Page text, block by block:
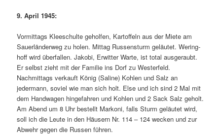
9. April 1945:
Vormittags Kleeschulte geholfen, Kartoffeln aus der Miete am
Sauerländerweg zu ho­len. Mittag Russensturm geläutet. Wering­
hoff wird überfallen. Jakobi, Erwitter Warte, ist total ausgeraubt.
Er selbst zieht mit der Familie ins Dorf zu Westerfeld.
Nachmittags verkauft König (Saline) Kohlen und Salz an
jedermann, soviel wie man sich holt. Else und ich sind 2 Mal mit
dem Handwagen hingefahren und Kohlen und 2 Sack Salz geholt.
Am Abend um 8 Uhr bestellt Markoni, falls Sturm geläutet wird,
soll ich die Leute in den Häusern Nr. 114 – 124 wecken und zur
Abwehr gegen die Russen führen.